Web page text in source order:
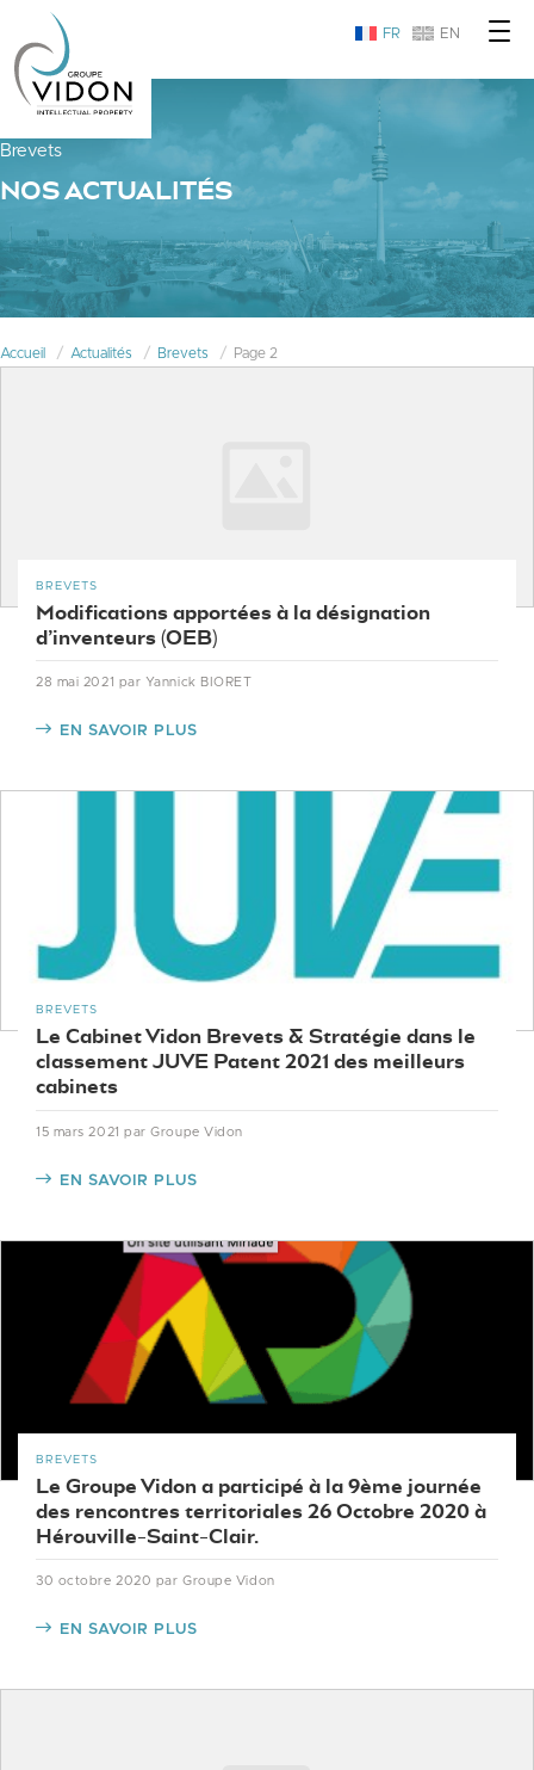
FR EN
Brevets
NOS ACTUALITÉS
Accueil Actualités Brevets Page 2
BREVETS
Modifications apportées à la désignation
d’inventeurs (OEB)
28 mai 2021 par Yannick BIORET
EN SAVOIR PLUS
BREVETS
Le Cabinet Vidon Brevets & Stratégie dans le
classement JUVE Patent 2021 des meilleurs
cabinets
15 mars 2021 par Groupe Vidon
EN SAVOIR PLUS
BREVETS
Le Groupe Vidon a participé à la 9ème journée
des rencontres territoriales 26 Octobre 2020 à
Hérouville-Saint-Clair.
30 octobre 2020 par Groupe Vidon
EN SAVOIR PLUS